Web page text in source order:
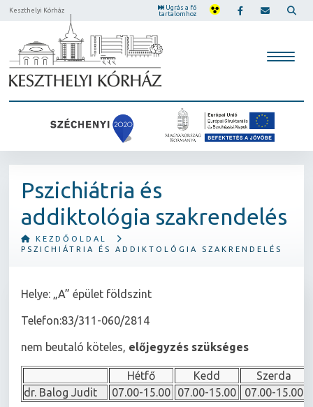
Keszthelyi Kórház
Ugrás a fő
tartalomhoz
Pszichiátria és
addiktológia szakrendelés
KEZDŐOLDAL
PSZICHIÁTRIA ÉS ADDIKTOLÓGIA SZAKRENDELÉS
Helye: „A” épület földszint
Telefon:83/311-060/2814
nem beutaló köteles, előjegyzés szükséges
Hétfő Kedd
Szerda
dr. Balog Judit
07.00-15.00 07.00-15.00 07.00-15.00